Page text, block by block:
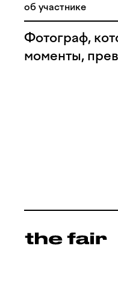
об участнике
Фотограф,
моменты,